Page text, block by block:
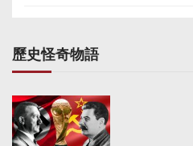
歷史怪奇物語